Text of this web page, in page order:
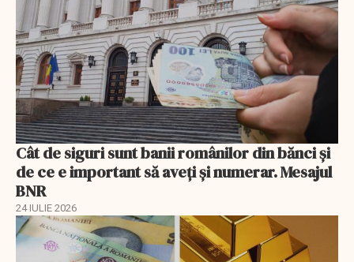
Cât de siguri sunt banii românilor din bănci şi
de ce e important să aveţi şi numerar. Mesajul
BNR
24 IULIE 2026